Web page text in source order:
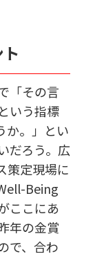
「その言
いう指標
か。」とい
だろう。広
策定現場に
Being
ここにあ
年の金賞
で、合わ